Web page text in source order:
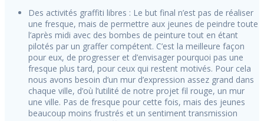
Des activités graffiti libres : Le but final n’est pas de réaliser
une fresque, mais de permettre aux jeunes de peindre toute
l’après midi avec des bombes de peinture tout en étant
pilotés par un graffer compétent. C’est la meilleure façon
pour eux, de progresser et d’envisager pourquoi pas une
fresque plus tard, pour ceux qui restent motivés. Pour cela
nous avons besoin d’un mur d’expression assez grand dans
chaque ville, d’où l’utilité de notre projet fil rouge, un mur
une ville. Pas de fresque pour cette fois, mais des jeunes
beaucoup moins frustrés et un sentiment transmission